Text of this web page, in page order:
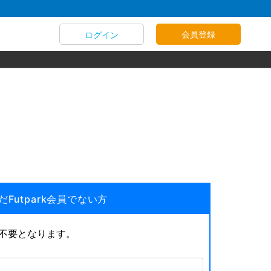
ログイン 会員登録
Futpark会員でない方
となります。